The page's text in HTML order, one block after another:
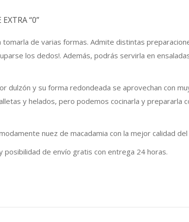
'0'
cantidad
“0”
de varias formas. Admite distintas
los dedos!. Además, podrás servirla en
dulzón y su forma redondeada se aprovechan con
y helados, pero podemos cocinarla y
nuez de macadamia con la mejor calidad
posibilidad de envío gratis con entrega 24 horas.